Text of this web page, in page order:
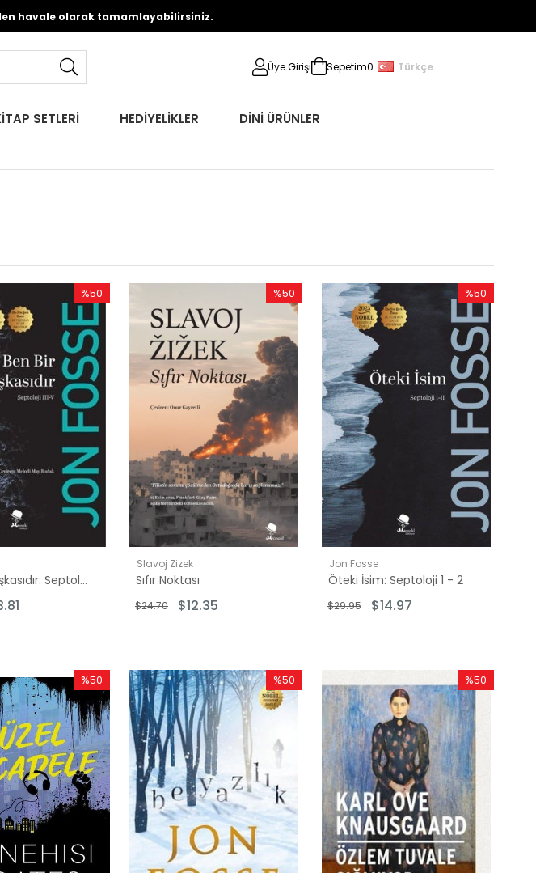
havale olarak tamamlayabilirsiniz.
Üye Girişi Sepetim0 Türkçe
SETLERİ HEDİYELİKLER DİNİ ÜRÜNLER
Ben Bir Başkasıdır: Septoloji 3 - 5
%50
%50İndirim
Slavoj Zizek
Sıfır Noktası
$12.35
$24.70
%50
İndirim
%50İndirim
Jon Fosse
Öteki İsim: Septoloji 1 - 2
$14.97
$29.95
%50
İndirim
%50İndirim
%50
İndirim
%50İndirim
%50
İndirim
%50
İndirim
%50İndirim